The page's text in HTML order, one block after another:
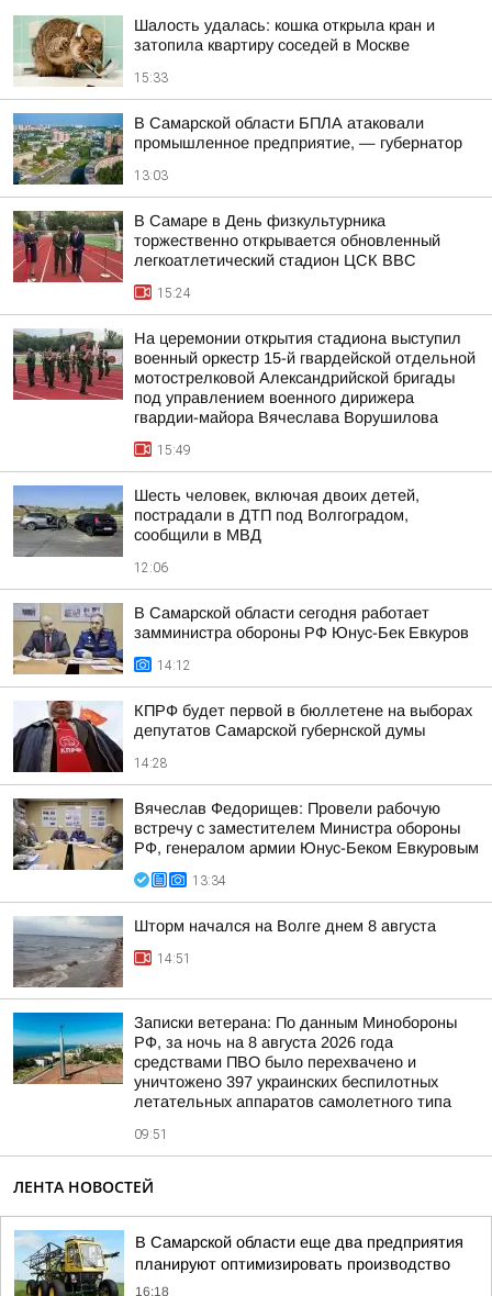
Шалость удалась: кошка открыла кран и
затопила квартиру соседей в Москве
15:33
В Самарской области БПЛА атаковали
промышленное предприятие, — губернатор
13:03
В Самаре в День физкультурника
торжественно открывается обновленный
легкоатлетический стадион ЦСК ВВС
15:24
На церемонии открытия стадиона выступил
военный оркестр 15-й гвардейской отдельной
мотострелковой Александрийской бригады
под управлением военного дирижера
гвардии-майора Вячеслава Ворушилова
15:49
Шесть человек, включая двоих детей,
пострадали в ДТП под Волгоградом,
сообщили в МВД
12:06
В Самарской области сегодня работает
замминистра обороны РФ Юнус-Бек Евкуров
14:12
КПРФ будет первой в бюллетене на выборах
депутатов Самарской губернской думы
14:28
Вячеслав Федорищев: Провели рабочую
встречу с заместителем Министра обороны
РФ, генералом армии Юнус-Беком Евкуровым
13:34
Шторм начался на Волге днем 8 августа
14:51
Записки ветерана: По данным Минобороны
РФ, за ночь на 8 августа 2026 года
средствами ПВО было перехвачено и
уничтожено 397 украинских беспилотных
летательных аппаратов самолетного типа
09:51
ЛЕНТА НОВОСТЕЙ
В Самарской области еще два предприятия
планируют оптимизировать производство
16:18